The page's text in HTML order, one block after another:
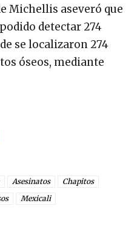
Michellis aseveró que
detectar 274
se localizaron 274
óseos, mediante
Asesinatos
Chapitos
Mexicali